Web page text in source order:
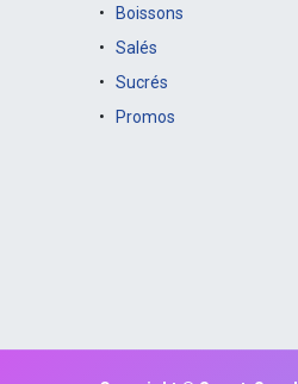
Boissons
Salés
Sucrés
Promos